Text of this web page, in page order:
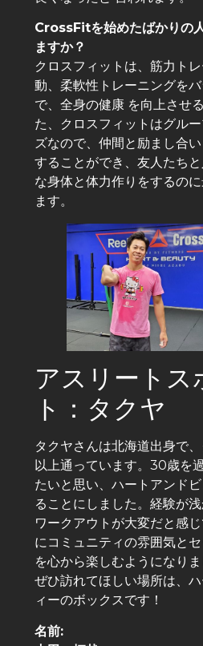
CrossFitを始めたばかりの
ますか？
クロスフィットは、筋力ト
動、柔軟性トレーニングを
で、全身の健康 を向上させ
た、クロスフィットはグル
ズなので、仲間と励まし合
することができ、友人たち
な身体と体力作りをするの
ます。
アスリートス
ト：タクヤ
タクヤさんは北海道出身で
以上通っています。30歳を
たいと思い、ハートアンド
ることにしました。経験が
ワークアウトが大変だと感
にコミュニティの雰囲気と
を心から楽しむようになり
ぜひ訪れてほしい場所は、
ィーのボックスです！
名前: